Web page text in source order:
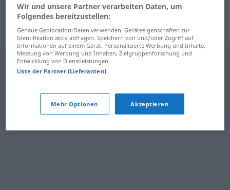
Absichtserklärungf
Wir und unsere Partner verarbeiten Daten, um
Folgendes bereitzustellen:
Genaue Geolocation-Daten verwenden. Geräteeigenschaften zur
Identifikation aktiv abfragen. Speichern von und/oder Zugriff auf
Informationen auf einem Gerät. Personalisierte Werbung und Inhalte,
Messung von Werbung und Inhalten, Zielgruppenforschung und
Entwicklung von Dienstleistungen.
Liste der Partner (Lieferanten)
Mehr Optionen Akzeptieren